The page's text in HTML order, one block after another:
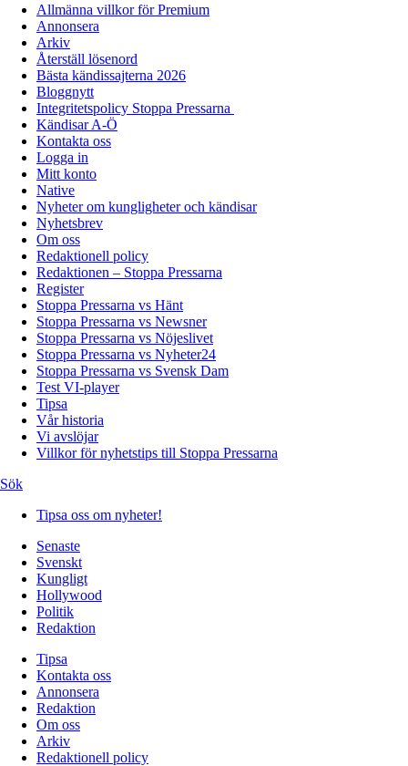
Allmänna villkor för Premium
Annonsera
Arkiv
Återställ lösenord
Bästa kändissajterna 2026
Bloggnytt
Integritetspolicy Stoppa Pressarna
Kändisar A-Ö
Kontakta oss
Logga in
Mitt konto
Native
Nyheter om kungligheter och kändisar
Nyhetsbrev
Om oss
Redaktionell policy
Redaktionen – Stoppa Pressarna
Register
Stoppa Pressarna vs Hänt
Stoppa Pressarna vs Newsner
Stoppa Pressarna vs Nöjeslivet
Stoppa Pressarna vs Nyheter24
Stoppa Pressarna vs Svensk Dam
Test VI-player
Tipsa
Vår historia
Vi avslöjar
Villkor för nyhetstips till Stoppa Pressarna
Sök
Tipsa oss om nyheter!
Senaste
Svenskt
Kungligt
Hollywood
Politik
Redaktion
Tipsa
Kontakta oss
Annonsera
Redaktion
Om oss
Arkiv
Redaktionell policy